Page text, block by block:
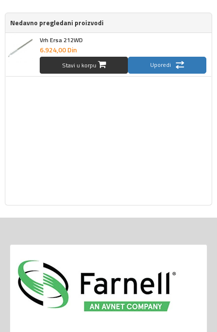
Nedavno pregledani proizvodi
Vrh Ersa 212WD
6.924,00Din
Stavi u korpu Uporedi